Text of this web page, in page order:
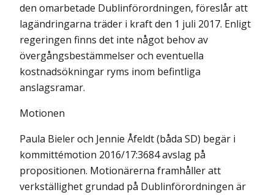
den omarbetade Dublinförordningen, föreslår att
lagändringarna träder i kraft den 1 juli 2017. Enligt
regeringen finns det inte något behov av
övergångsbestämmelser och eventuella
kostnadsökningar ryms inom befintliga
anslagsramar.
Motionen
Paula Bieler och Jennie Åfeldt (båda SD) begär i
kommittémotion 2016/17:3684 avslag på
propositionen. Motionärerna framhåller att
verkställighet grundad på Dublinförordningen är